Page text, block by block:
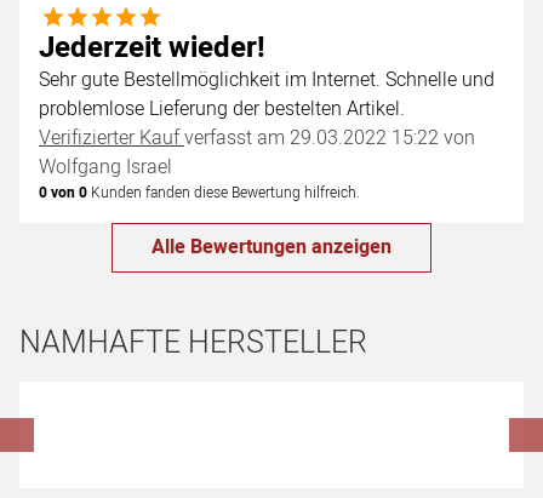
5 von 5
Jederzeit wieder!
Sehr gute Bestellmöglichkeit im Internet. Schnelle und
problemlose Lieferung der bestelten Artikel.
Verifizierter Kaufverfasst am 29.03.2022 15:22 von
Wolfgang Israel
0 von 0 Kunden fanden diese Bewertung hilfreich.
Alle Bewertungen anzeigen
NAMHAFTE HERSTELLER